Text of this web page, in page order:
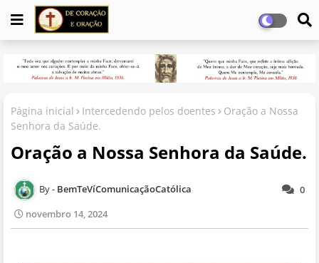
Página inicial Intercedendo pelos doentes
Oração a Nossa
Senhora da Saúde.
Oração a Nossa Senhora da Saúde.
0
BemTeVíComunicaçãoCatólica
novembro 14, 2024